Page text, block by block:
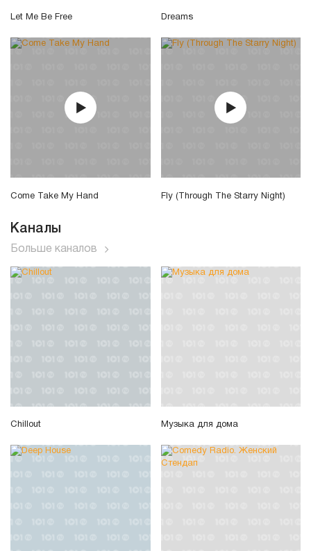
Let Me Be Free Dreams
Come Take My Hand Fly (Through The Starry Night)
Каналы
Больше каналов
Chillout Музыка для дома